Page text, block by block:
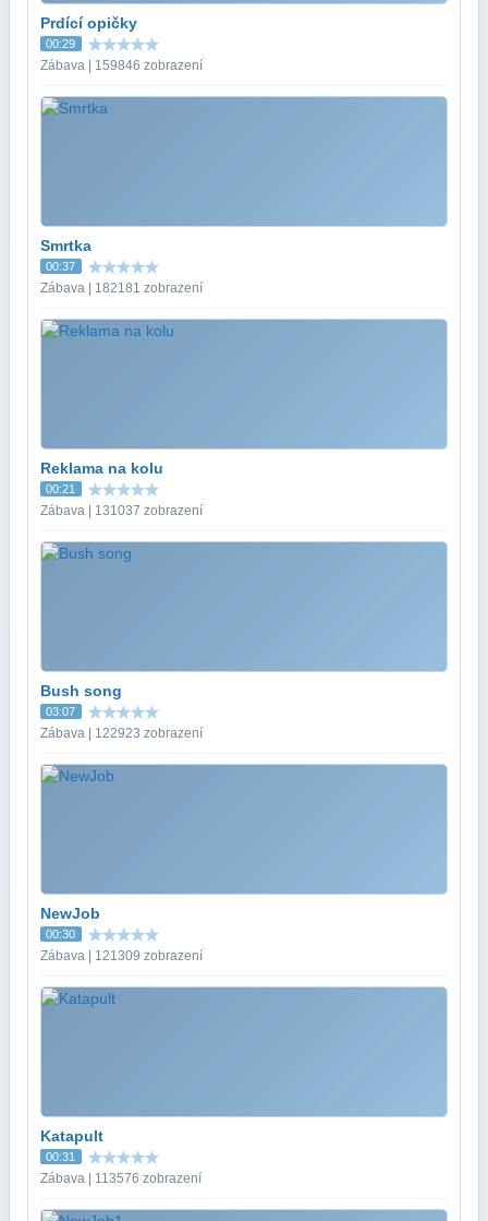
Prdící opičky
00:29
Zábava | 159846 zobrazení
Smrtka
00:37
Zábava | 182181 zobrazení
Reklama na kolu
00:21
Zábava | 131037 zobrazení
Bush song
03:07
Zábava | 122923 zobrazení
NewJob
00:30
Zábava | 121309 zobrazení
Katapult
00:31
Zábava | 113576 zobrazení